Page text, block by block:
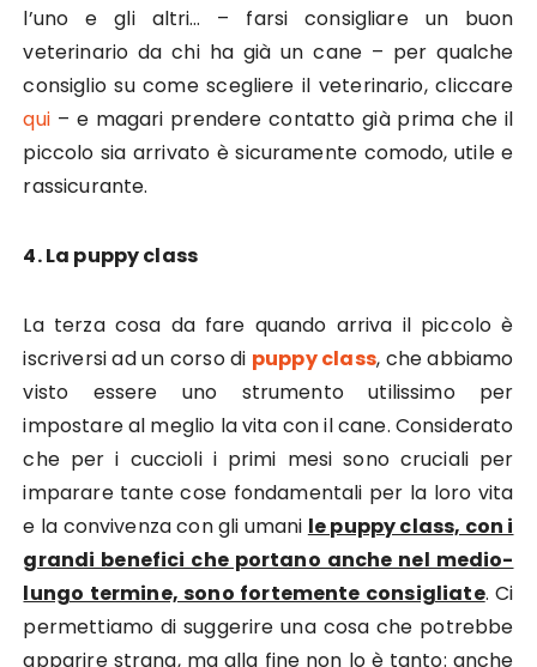
l’uno e gli altri… – farsi consigliare un buon
veterinario da chi ha già un cane – per qualche
consiglio su come scegliere il veterinario, cliccare
qui– e magari prendere contatto già prima che il
piccolo sia arrivato è sicuramente comodo, utile e
rassicurante.
4. La puppy class
La terza cosa da fare quando arriva il piccolo è
iscriversi ad un corso di puppy class, che abbiamo
visto essere uno strumento utilissimo per
impostare al meglio la vita con il cane. Considerato
che per i cuccioli i primi mesi sono cruciali per
imparare tante cose fondamentali per la loro vita
e la convivenza con gli umani le puppy class, con i
grandi benefici che portano anche nel medio-
lungo termine, sono fortemente consigliate. Ci
permettiamo di suggerire una cosa che potrebbe
apparire strana, ma alla fine non lo è tanto: anche